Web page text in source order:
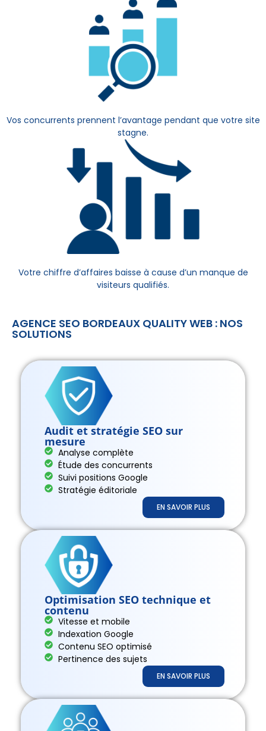
Vos concurrents prennent l’avantage pendant que votre site
stagne.
Votre chiffre d’affaires baisse à cause d’un manque de
visiteurs qualifiés.
AGENCE SEO BORDEAUX QUALITY WEB : NOS
SOLUTIONS
Audit et stratégie SEO sur
mesure
Analyse complète
Étude des concurrents
Suivi positions Google
Stratégie éditoriale
EN SAVOIR PLUS
Optimisation SEO technique et
contenu
Vitesse et mobile
Indexation Google
Contenu SEO optimisé
Pertinence des sujets
EN SAVOIR PLUS